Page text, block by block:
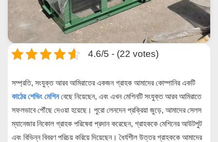
4.6/5 - (22 votes)
সম্প্রতি, সংযুক্ত আরব আমিরাতের একজন গ্রাহক আমাদের কোম্পানির একটি
কাঠের শেভিং মেশিনবেছে নিয়েছেন, এবং এখন মেশিনটি সংযুক্ত আরব আমিরাতে
সফলভাবে পৌঁছে দেওয়া হয়েছে। পুরো লেনদেন প্রক্রিয়া জুড়ে, আমাদের সেলস
ম্যানেজার নিকোল গ্রাহক পরিষেবা প্রদান করেছেন, গ্রাহককে মেশিনের আউটপুট
এবং বিভিন্ন বিবরণ পরিচয় করিয়ে দিয়েছেন। ধৈর্যশীল উত্তর গ্রাহককে আমাদের